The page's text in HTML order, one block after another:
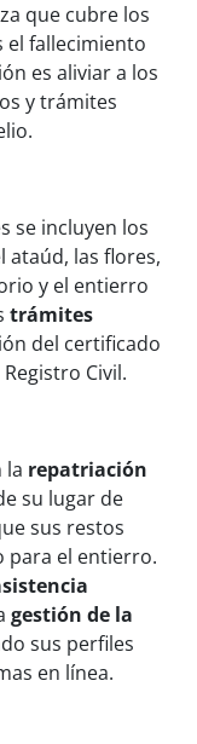
que cubre los
el fallecimiento
es aliviar a los
y trámites
se incluyen los
ataúd, las flores,
y el entierro
trámites
del certificado
Civil.
la repatriación
su lugar de
sus restos
para el entierro.
gestión de la
sus perfiles
en línea.